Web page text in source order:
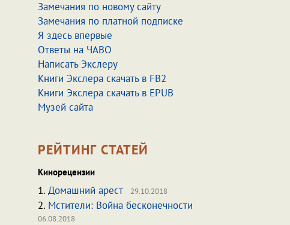
Замечания по новому сайту
Замечания по платной подписке
Я здесь впервые
Ответы на ЧАВО
Написать Экслеру
Книги Экслера скачать в FB2
Книги Экслера скачать в EPUB
Музей сайта
РЕЙТИНГ СТАТЕЙ
Кинорецензии
1. Домашний арест 29.10.2018
2. Мстители: Война бесконечности
06.08.2018